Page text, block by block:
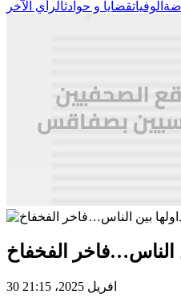
الوفياتقضايا و حوادثالرأي الآخر
الناس…فاخر الفخفاخ
30 افريل 2025، 21:15